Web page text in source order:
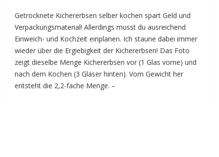
Getrocknete Kichererbsen selber kochen spart Geld und
Verpackungsmaterial! Allerdings musst du ausreichend
Einweich- und Kochzeit einplanen. Ich staune dabei immer
wieder über die Ergiebigkeit der Kichererbsen! Das Foto
zeigt dieselbe Menge Kichererbsen vor (1 Glas vorne) und
nach dem Kochen (3 Gläser hinten). Vom Gewicht her
entsteht die 2,2-fache Menge. –